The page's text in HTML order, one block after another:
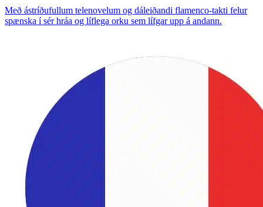
Með ástríðufullum telenovelum og dáleiðandi flamenco-takti felur
spænska í sér hráa og líflega orku sem lífgar upp á andann.